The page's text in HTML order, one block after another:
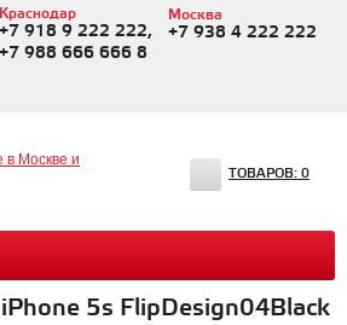
Краснодар
+7 918 9 222 222,
+7 988 666 666 8
Москва
+7 938 4 222 222
ТОВАРОВ: 0
5s FlipDesign04Black